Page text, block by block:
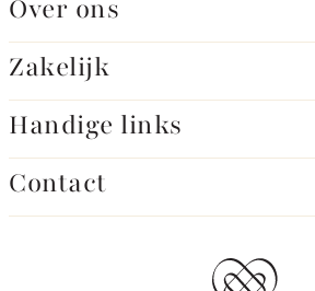
Over ons
Zakelijk
Handige links
Contact